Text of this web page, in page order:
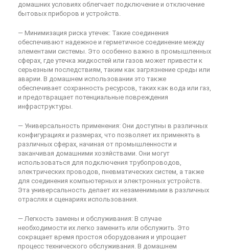
домашних условиях облегчает подключение и отключение
бытовых приборов и устройств.
— Минимизация риска утечек: Такие соединения
обеспечивают надежное и герметичное соединение между
элементами системы. Это особенно важно в промышленных
сферах, где утечка жидкостей или газов может привести к
серьезным последствиям, таким как загрязнение среды или
аварии. В домашнем использовании это также
обеспечивает сохранность ресурсов, таких как вода или газ,
и предотвращает потенциальные повреждения
инфраструктуры.
— Универсальность применения: Они доступны в различных
конфигурациях и размерах, что позволяет их применять в
различных сферах, начиная от промышленности и
заканчивая домашними хозяйствами. Они могут
использоваться для подключения трубопроводов,
электрических проводов, пневматических систем, а также
для соединения компьютерных и электронных устройств.
Эта универсальность делает их незаменимыми в различных
отраслях и сценариях использования.
— Легкость замены и обслуживания: В случае
необходимости их легко заменить или обслужить. Это
сокращает время простоя оборудования и упрощает
процесс технического обслуживания. В домашнем